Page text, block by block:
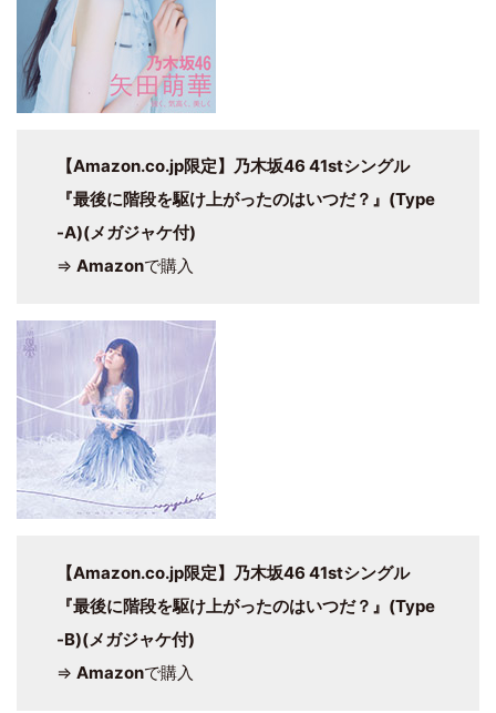
【Amazon.co.jp限定】乃木坂46 41stシングル
『最後に階段を駆け上がったのはいつだ？』(Type
-A)(メガジャケ付)
⇒ Amazonで購入
【Amazon.co.jp限定】乃木坂46 41stシングル
『最後に階段を駆け上がったのはいつだ？』(Type
-B)(メガジャケ付)
⇒ Amazonで購入